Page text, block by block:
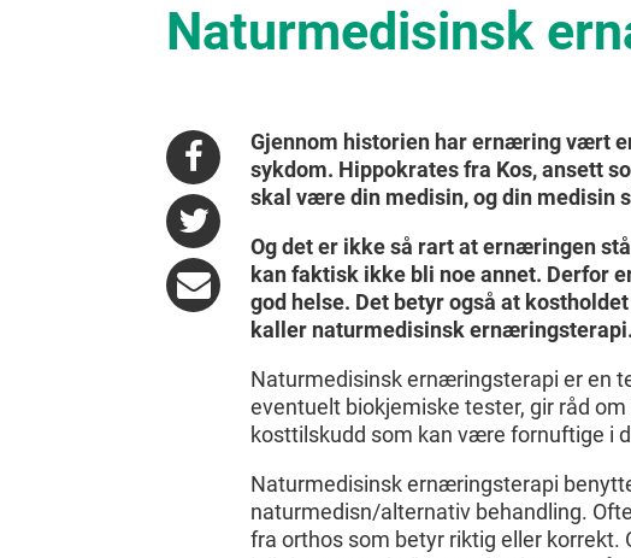
Naturmedisinsk
Gjennom historien har ernæring vært
sykdom. Hippokrates fra Kos, ansett
skal være din medisin, og din medisin
Og det er ikke så rart at ernæringen
kan faktisk ikke bli noe annet. Derfor
god helse. Det betyr også at
kaller naturmedisinsk ernæringsterapi.
Naturmedisinsk ernæringsterapi er en
eventuelt biokjemiske tester, gir råd
kosttilskudd som kan være fornuftige i
Naturmedisinsk ernæringsterapi
naturmedisn/alternativ behandling.
fra orthos som betyr riktig eller